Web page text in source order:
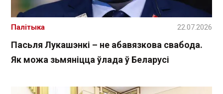
Пасьля Лукашэнкі – не абавязкова свабода.
Як можа зьмяніцца ўлада ў Беларусі
Палітыка 22.07.2026